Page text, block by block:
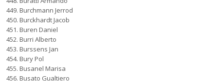
Burchmann Jerrod
Burckhardt Jacob
Buren Daniel
Burri Alberto
Burssens Jan
Bury Pol
Busanel Marisa
Busato Gualtiero